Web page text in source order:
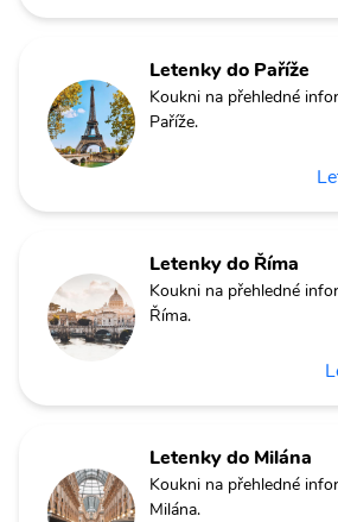
Letenky do Paříže
Koukni na přehledné
Paříže.
Letenky do Říma
Koukni na přehledné
Říma.
Letenky do Milána
Koukni na přehledné
Milána.